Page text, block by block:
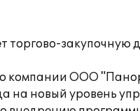
закупочную
ООО
на новый уровень